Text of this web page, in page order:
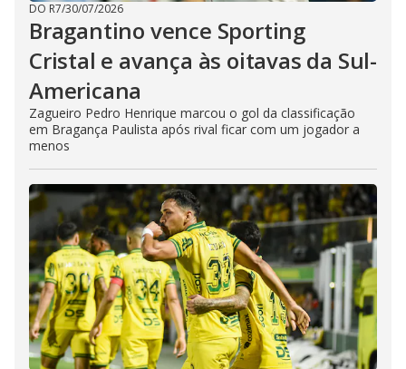
DO R7/30/07/2026
Bragantino vence Sporting
Cristal e avança às oitavas da Sul-
Americana
Zagueiro Pedro Henrique marcou o gol da classificação
em Bragança Paulista após rival ficar com um jogador a
menos